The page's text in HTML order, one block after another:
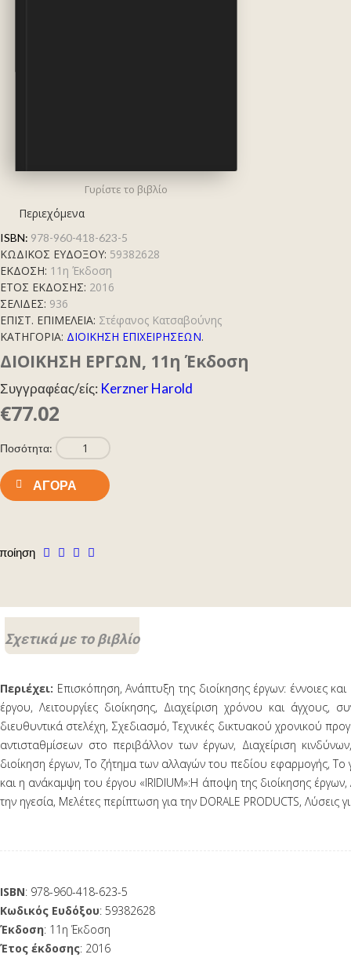
Γυρίστε το βιβλίο
Περιεχόμενα
ISBN: 978-960-418-623-5
ΚΩΔΙΚΟΣ ΕΥΔΟΞΟΥ: 59382628
ΕΚΔΟΣΗ: 11η Έκδοση
ΕΤΟΣ ΕΚΔΟΣΗΣ: 2016
ΣΕΛΙΔΕΣ: 936
ΕΠΙΣΤ. ΕΠΙΜΕΛΕΙΑ: Στέφανος Κατσαβούνης
ΚΑΤΗΓΟΡΊΑ: ΔΙΟΙΚΗΣΗ ΕΠΙΧΕΙΡΗΣΕΩΝ.
ΔΙΟΙΚΗΣΗ ΕΡΓΩΝ, 11η Έκδοση
Συγγραφέας/είς: Kerzner Harold
€77.02
Ποσότητα:
ΑΓΟΡΆ
Σχετικά με το βιβλίο
Περιέχει: Επισκόπηση, Ανάπτυξη της διοίκησης έργων: έννοιες
έργου, Λειτουργίες διοίκησης, Διαχείριση χρόνου και
διευθυντικά στελέχη, Σχεδιασμό, Τεχνικές δικτυακού χρονικού
αντισταθμίσεων στο περιβάλλον των έργων, Διαχείριση
διοίκηση έργων, Το ζήτημα των αλλαγών του πεδίου εφαρμογής,
και η ανάκαμψη του έργου «IRIDIUM»:Η άποψη της διοίκησης
την ηγεσία, Μελέτες περίπτωση για την DORALE PRODUCTS, Λύσεις
ISBN: 978-960-418-623-5
Κωδικός Ευδόξου: 59382628
Έκδοση: 11η Έκδοση
Έτος έκδοσης: 2016